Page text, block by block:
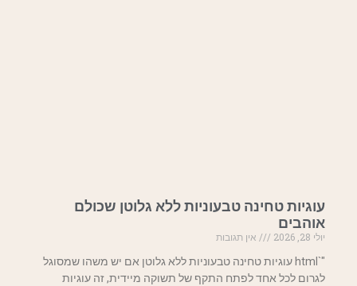
עוגיות טחינה טבעוניות ללא גלוטן שכולם
אוהבים
יולי 28, 2026
אין תגובות
"`html עוגיות טחינה טבעוניות ללא גלוטן אם יש משהו שמסוגל
לגרום לכל אחד לפתח התקף של תשוקה מיידית, זה עוגיות